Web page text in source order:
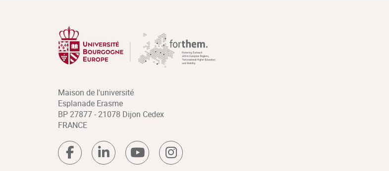
Maison de l'université
Esplanade Erasme
BP 27877 - 21078 Dijon Cedex
FRANCE